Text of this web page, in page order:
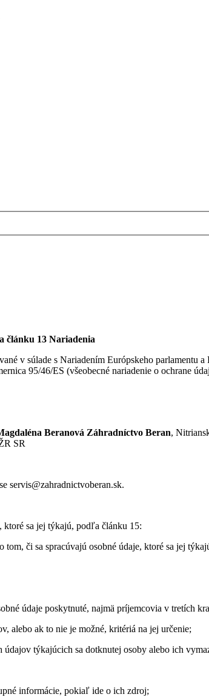
článku 13 Nariadenia
v súlade s Nariadením Európskeho
95/46/ES (všeobecné nariadenie o ochrane
Beranová Záhradníctvo Beran,
SR
servis@zahradnictvoberan.sk.
sa jej týkajú, podľa článku 15:
či sa spracúvajú osobné údaje, ktoré sa jej
údaje poskytnuté, najmä príjemcovia v tretích
alebo ak to nie je možné, kritériá na jej určenie;
týkajúcich sa dotknutej osoby alebo ich
informácie, pokiaľ ide o ich zdroj;